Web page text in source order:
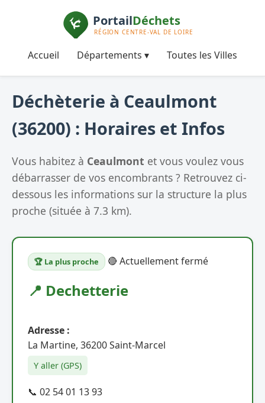
Accueil Départements ▾ Toutes les Villes
Déchèterie à Ceaulmont
(36200) : Horaires et Infos
Vous habitez à Ceaulmont et vous voulez vous
débarrasser de vos encombrants ? Retrouvez ci-
dessous les informations sur la structure la plus
proche (située à 7.3 km).
🏆 La plus proche 🔴 Actuellement fermé
📍 Dechetterie
Adresse :
La Martine, 36200 Saint-Marcel
Y aller (GPS)
📞 02 54 01 13 93